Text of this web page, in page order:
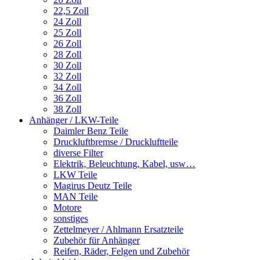
22,5 Zoll
24 Zoll
25 Zoll
26 Zoll
28 Zoll
30 Zoll
32 Zoll
34 Zoll
36 Zoll
38 Zoll
Anhänger / LKW-Teile
Daimler Benz Teile
Druckluftbremse / Druckluftteile
diverse Filter
Elektrik, Beleuchtung, Kabel, usw…
LKW Teile
Magirus Deutz Teile
MAN Teile
Motore
sonstiges
Zettelmeyer / Ahlmann Ersatzteile
Zubehör für Anhänger
Reifen, Räder, Felgen und Zubehör